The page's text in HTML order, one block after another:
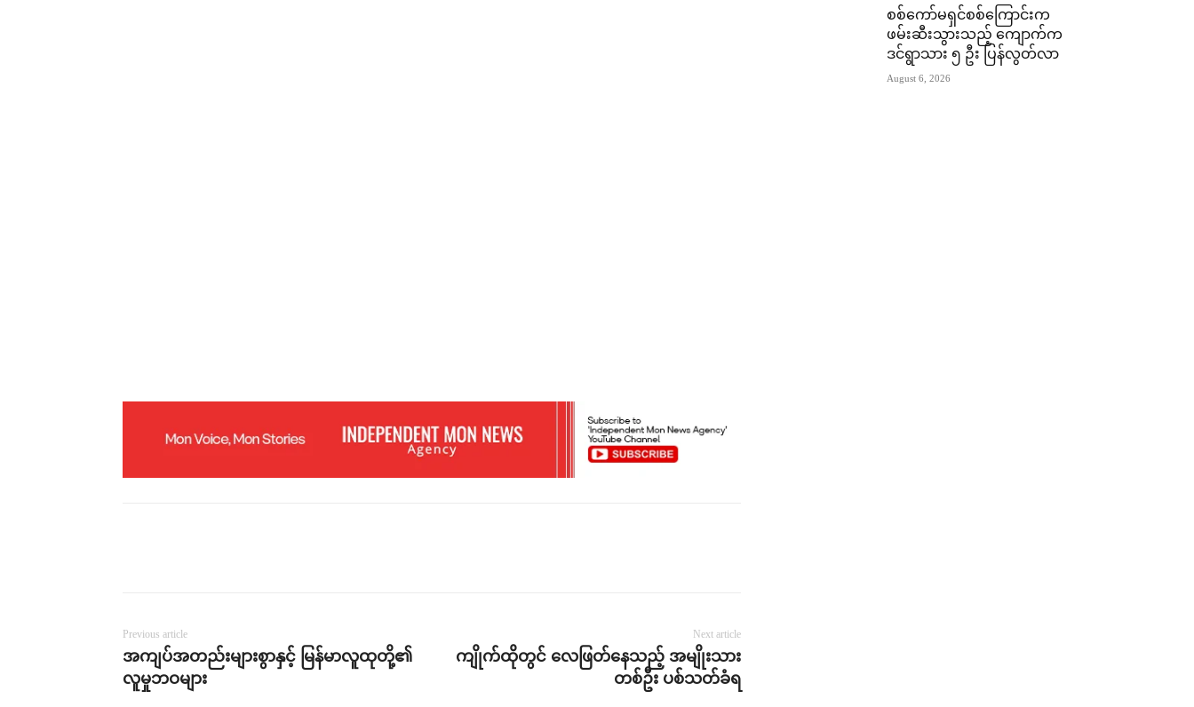
Previous article
အကျပ်အတည်းများစွာနှင့် မြန်မာလူထုတို့၏
လူမှုဘဝများ
Next article
ကျိုက်ထိုတွင် လေဖြတ်နေသည့် အမျိုးသား
တစ်ဦး ပစ်သတ်ခံရ
စစ်ကော်မရှင်စစ်ကြောင်းက
ဖမ်းဆီးသွားသည့် ကျောက်က
ဒင်ရွာသား ၅ ဦး ပြန်လွတ်လာ
August 6, 2026